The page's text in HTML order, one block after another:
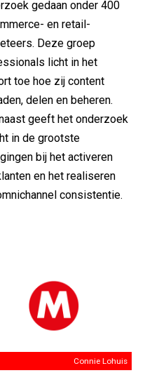
gedaan onder 400
en retail-
Deze groep
licht in het
toe hoe zij content
delen en beheren.
geeft het onderzoek
in de grootste
bij het activeren
en het realiseren
consistentie.
Connie Lohuis